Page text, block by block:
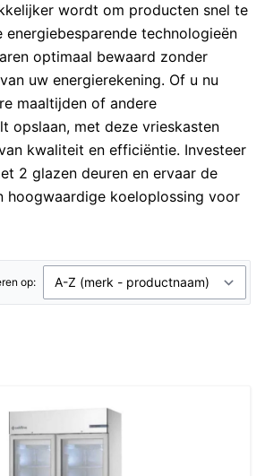
wordt om producten snel te
energiebesparende technologieën
optimaal bewaard zonder
uw energierekening. Of u nu
maaltijden of andere
opslaan, met deze vrieskasten
kwaliteit en efficiëntie. Investeer
2 glazen deuren en ervaar de
hoogwaardige koeloplossing voor
op: